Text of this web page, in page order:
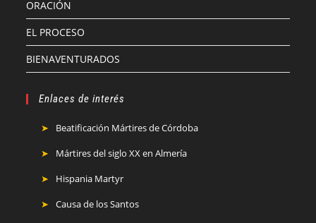
ORACIÓN
EL PROCESO
BIENAVENTURADOS
Enlaces de interés
Beatificación Mártires de Córdoba
Mártires del siglo XX en Almería
Hispania Martyr
Causa de los Santos